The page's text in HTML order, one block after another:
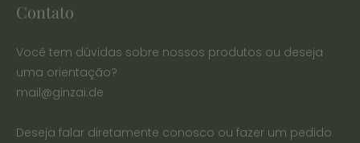
Contato
Você tem dúvidas sobre nossos produtos ou deseja
uma orientação?
mail@ginzai.de
Deseja falar diretamente conosco ou fazer um pedido